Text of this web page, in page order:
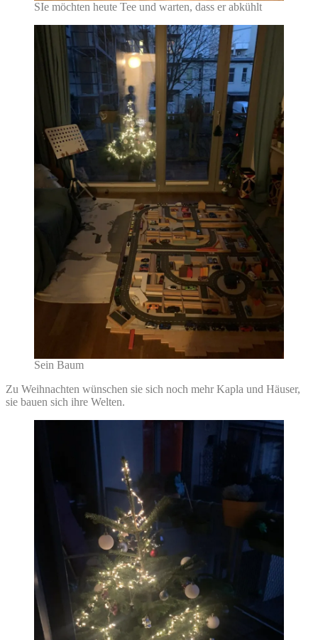
SIe möchten heute Tee und warten, dass er abkühlt
Sein Baum
Zu Weihnachten wünschen sie sich noch mehr Kapla und Häuser,
sie bauen sich ihre Welten.